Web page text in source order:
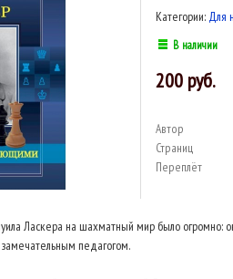
Категории: Для
В наличии
200
Автор
Страниц
Переплёт
Ласкера на шахматный мир было огромно:
педагогом.